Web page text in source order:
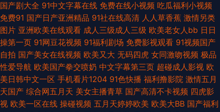
韩 亚洲欧美日韩成人在线 97福利啦 黑丝人妖TS红杏 色色国产精品 91传媒
免费看 99热在线观看韩国 九九肏肏 91绯色视频导航 成人电影小说网 狼友集
中营一本道 午夜福中 91链接免费下载 大香蕉伊人草 男人天堂狠狠干 伊人9
草在线 色悠悠五月桃花网 A级毛毛片 91视频在线观看播放 91在线免费观看
网页 91无探 www91线路一 99热精品青青草 日朝大片 91传媒免费观看 精品
国产剧大全 91中文字幕在线 免费在线小视频 吃瓜福利小视频
免费91 国产日产亚洲精品 91社在线高清 人人草香蕉 激情另类
图片 亚洲欧美在线观看 成人三级成人三级 欧美老女人bb 日日
操第一页 91网豆花视频 91福利剧场 免费影视观看 91视频国产
自拍 国产美女在线视频 欧美又大 无码四虎 女同激吻视频 极品
性爱导航 欧美国产拳交喷奶 中文字幕第三页 超碰成人影视 欧
美日韩中文一区 手机看片1204 91色快播 福利撸影院 激情五月
天国产 综合网五月天 美女主播青草 国产高清不卡视频 四虎影
视 欧美一区在线 操碰视频 五月天婷婷欧美 欧美大BB 国产福利